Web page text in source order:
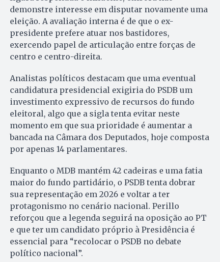
demonstre interesse em disputar novamente uma
eleição. A avaliação interna é de que o ex-
presidente prefere atuar nos bastidores,
exercendo papel de articulação entre forças de
centro e centro-direita.
Analistas políticos destacam que uma eventual
candidatura presidencial exigiria do PSDB um
investimento expressivo de recursos do fundo
eleitoral, algo que a sigla tenta evitar neste
momento em que sua prioridade é aumentar a
bancada na Câmara dos Deputados, hoje composta
por apenas 14 parlamentares.
Enquanto o MDB mantém 42 cadeiras e uma fatia
maior do fundo partidário, o PSDB tenta dobrar
sua representação em 2026 e voltar a ter
protagonismo no cenário nacional. Perillo
reforçou que a legenda seguirá na oposição ao PT
e que ter um candidato próprio à Presidência é
essencial para “recolocar o PSDB no debate
político nacional”.